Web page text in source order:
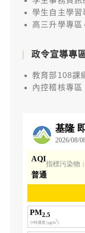
學生自主學習
高三升學專區
政令宣導專
教育部108課
內控稽核專區